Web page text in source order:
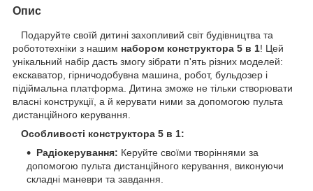
Опис
Подаруйте своїй дитині захопливий світ будівництва та
робототехніки з нашим набором конструктора 5 в 1! Цей
унікальний набір дасть змогу зібрати п'ять різних моделей:
екскаватор, гірничодобувна машина, робот, бульдозер і
підіймальна платформа. Дитина зможе не тільки створювати
власні конструкції, а й керувати ними за допомогою пульта
дистанційного керування.
Особливості конструктора 5 в 1:
Радіокерування: Керуйте своїми творіннями за
допомогою пульта дистанційного керування, виконуючи
складні маневри та завдання.